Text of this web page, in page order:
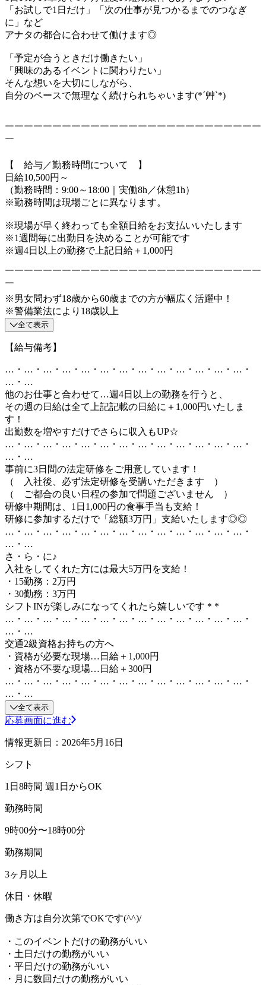
「お試しで1日だけ」「次の仕事が見つかるまでのつなぎ
に」など
アナタの都合に合わせて働けます◎
「予定が合うときだけ働きたい」
「興味のあるイベントに関わりたい」
そんな想いを大切にしながら、
自分のペースで無理なく続けられちゃいます(*´艸`*)
￣￣￣￣￣￣￣￣￣￣￣￣￣￣￣￣￣￣￣￣￣￣￣￣￣￣￣
￣
【 給与／勤務時間について 】
日給10,500円～
（勤務時間：9:00～18:00｜実働8h／休憩1h）
※勤務時間は現場ごとに異なります。
※現場が早く終わっても全額日給をお支払いいたします
※1週間毎に出勤日を決めることが可能です
※週4日以上の勤務で上記日給＋1,000円
￣￣￣￣￣￣￣￣￣￣￣￣￣￣￣￣￣￣￣￣￣￣￣￣￣￣￣
￣
※男女問わず18歳から60歳までの方が幅広く活躍中！
※警備業法により18歳以上
全て表示
【給与備考】
…・…・…・…・…・…・…・…・…・…・…・…・…・
…・…
他のお仕事と合わせて…週4日以上の勤務を行うと、
その週の日給は全て上記記載の日給に＋1,000円いたしま
す！
出勤数を増やすだけでさらに収入もUP☆
…・…・…・…・…・…・…・…・…・…・…・…・…・
…・…
事前に3日間の法定研修をご用意しています！
（ 入社後、必ず法定研修を受講いただきます ）
（ ご都合の良い日程の参加で問題ございません ）
研修中期間は、1日1,000円の食事手当も支給！
研修に参加するだけで「総額3万円」支給いたします◎◎
…・…・…・…・…・…・…・…・…・…・…・…・…・
…・…
さ・ら・に♪
入社をしてくれた方には最大5万円を支給！
・15勤務：2万円
・30勤務：3万円
シフトINが楽しみになってくれたら嬉しいです＊*
…・…・…・…・…・…・…・…・…・…・…・…・…・
…・…
交通2級資格お持ちの方へ
・資格が必要な現場…日給＋1,000円
・資格が不要な現場…日給＋300円
…・…・…・…・…・…・…・…・…・…・…・…・…・
…・…
全て表示
応募画面に進む
情報更新日：2026年5月16日
シフト
1日8時間 週1日からOK
勤務時間
9時00分〜18時00分
勤務期間
3ヶ月以上
休日・休暇
働き方は自分次第でOKです(^^)/
・このイベントだけの勤務がいい
・土日だけの勤務がいい
・平日だけの勤務がいい
・月に数回だけの勤務がいい